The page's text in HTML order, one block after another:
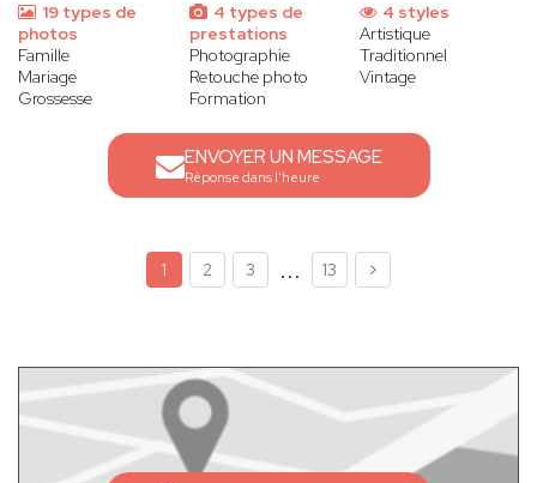
19 types de
photos
Famille
Mariage
Grossesse
4 types de
prestations
Photographie
Retouche photo
Formation
4 styles
Artistique
Traditionnel
Vintage
ENVOYER UN MESSAGE
Réponse dans l'heure
1 2 3 ... 13